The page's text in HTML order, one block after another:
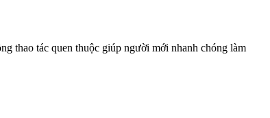
thao tác quen thuộc giúp người mới nhanh chóng làm